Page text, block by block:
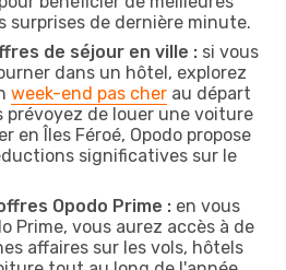
surprises de dernière minute.
de séjour en ville : si vous
dans un hôtel, explorez
week-end pas cher au départ
prévoyez de louer une voiture
en Îles Féroé, Opodo propose
significatives sur le
Opodo Prime : en vous
Prime, vous aurez accès à de
affaires sur les vols, hôtels